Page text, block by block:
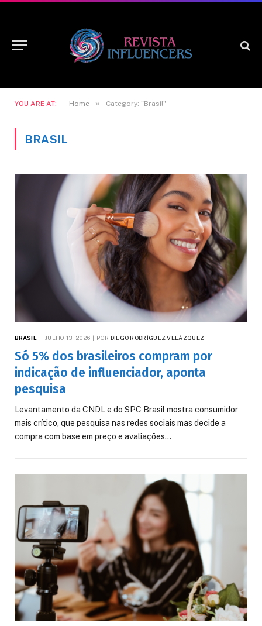
YOU ARE AT: Home » Category: "Brasil"
BRASIL
BRASIL JULHO 13, 2026 POR DIEGO RODRÍGUEZ VELÁZQUEZ
Só 5% dos brasileiros compram por
indicação de influenciador, aponta
pesquisa
Levantamento da CNDL e do SPC Brasil mostra consumidor
mais crítico, que pesquisa nas redes sociais mas decide a
compra com base em preço e avaliações…